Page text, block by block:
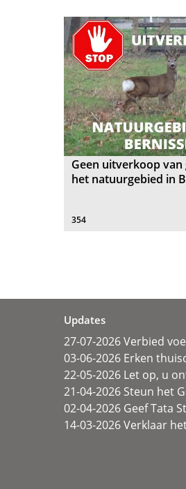
Geen uitverkoop van
het natuurgebied in
354
Updates
27-07-2026 Verbied
03-06-2026 Erken
22-05-2026 Let op, u
21-04-2026 Steun het
02-04-2026 Geef Tata
14-03-2026 Verklaar